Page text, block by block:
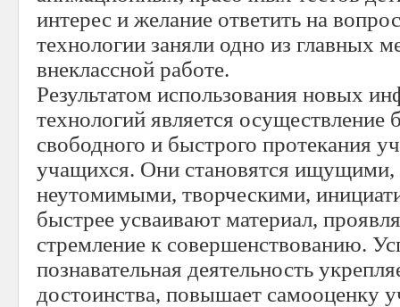
интерес и желание ответить на
технологии заняли одно из главных
внеклассной работе.
Результатом использования новых
технологий является осуществление
свободного и быстрого протекания
учащихся. Они становятся
неутомимыми, творческими,
быстрее усваивают материал,
стремление к совершенствованию.
познавательная деятельность
достоинства, повышает самооценку